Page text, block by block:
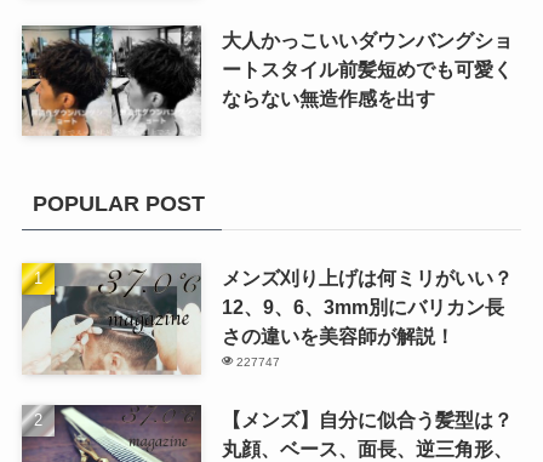
大人かっこいいダウンバングショ
ートスタイル前髪短めでも可愛く
ならない無造作感を出す
POPULAR POST
メンズ刈り上げは何ミリがいい？
12、9、6、3mm別にバリカン長
さの違いを美容師が解説！
227747
【メンズ】自分に似合う髪型は？
丸顔、ベース、面長、逆三角形、